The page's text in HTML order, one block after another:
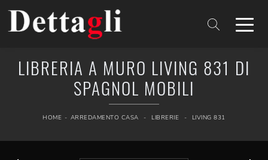
LIBRERIA A MURO LIVING 831 DI
SPAGNOL MOBILI
HOME - ARREDAMENTO CASA - LIBRERIE - LIVING 831